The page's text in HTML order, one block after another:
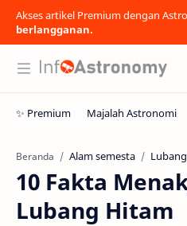
Akses artikel Premium dengan
berlangganan.
Beranda Alam semesta
10 Fakta
Lubang Hitam